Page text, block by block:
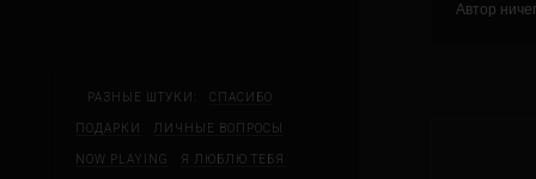
Автор
РАЗНЫЕ ШТУКИ: СПАСИБО
ПОДАРКИ ЛИЧНЫЕ ВОПРОСЫ
NOW PLAYING Я ЛЮБЛЮ ТЕБЯ